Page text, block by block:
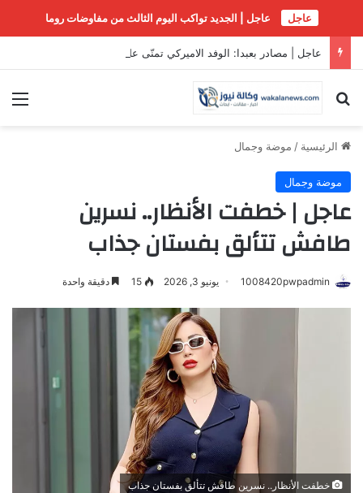
عاجل عاجل | الجديد تواكب اليوم الثالث من مفاوضات روما
بحث عن
الرئيسية / موضة وجمال
موضة وجمال
عاجل | خطفت الأنظار.. نسرين
طافش تتألق بفستان جذاب
1008420pwpadmin يونيو 3, 2026 15 دقيقة واحدة
خطفت الأنظار.. نسرين طافش تتألق بفستان جذاب